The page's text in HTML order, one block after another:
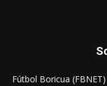
Fútbol Boricua